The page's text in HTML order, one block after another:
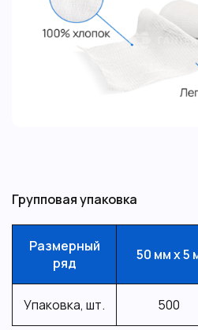
Групповая упаковка
Размерный
ряд
50 мм х 5
Упаковка, шт. 500